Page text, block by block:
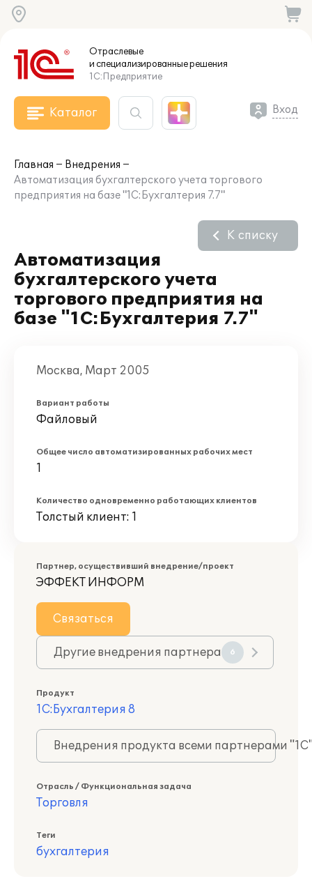
Отраслевые
и специализированныерешения
1С:Предприятие
Каталог Вход
Главная
Внедрения
Автоматизация бухгалтерского учета торгового
предприятия на базе "1С:Бухгалтерия 7.7"
Автоматизация
бухгалтерского учета
торгового предприятия на
базе "1С:Бухгалтерия 7.7"
К списку
Москва, Март 2005
Вариант работы
Файловый
Общее число автоматизированных рабочих мест
1
Количество одновременно работающих клиентов
Толстый клиент: 1
Партнер, осуществивший внедрение/проект
ЭФФЕКТ ИНФОРМ
Связаться
Другие внедрения партнера 6
Продукт
1С:Бухгалтерия 8
Внедрения продукта всеми партнерами
Отрасль / Функциональная задача
Торговля
Теги
бухгалтерия